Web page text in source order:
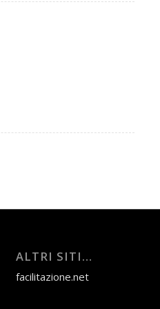
ALTRI SITI…
facilitazione.net